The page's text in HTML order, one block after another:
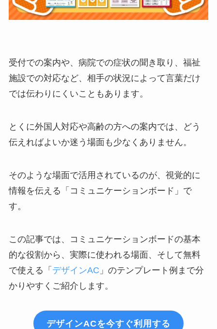
受付での案内や、病院での症状の聞き取り、福祉
施設での対応など、相手の状況によって言葉だけ
では伝わりにくいこともあります。
とくに外国人対応や高齢の方への案内では、どう
伝えればよいか迷う場面も少なくありません。
そのような場面で活用されているのが、視覚的に
情報を伝える「コミュニケーションボード」で
す。
この記事では、コミュニケーションボードの基本
的な役割から、実際に使われる場面、そして無料
で使える「 デザインAC 」のテンプレート例まで分
かりやすくご紹介します。
デザインACを今すぐ利用する